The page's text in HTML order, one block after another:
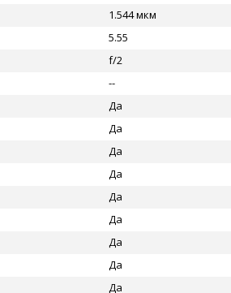
1.544 мкм
5.55
f/2
--
Да
Да
Да
Да
Да
Да
Да
Да
Да